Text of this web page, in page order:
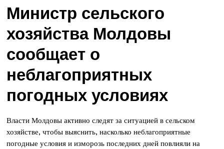
Министр сельского
хозяйства Молдовы
сообщает о
неблагоприятных
погодных условиях
Власти Молдовы активно следят за ситуацией в сельском
хозяйстве, чтобы выяснить, насколько неблагоприятные
погодные условия и изморозь последних дней повлияли на